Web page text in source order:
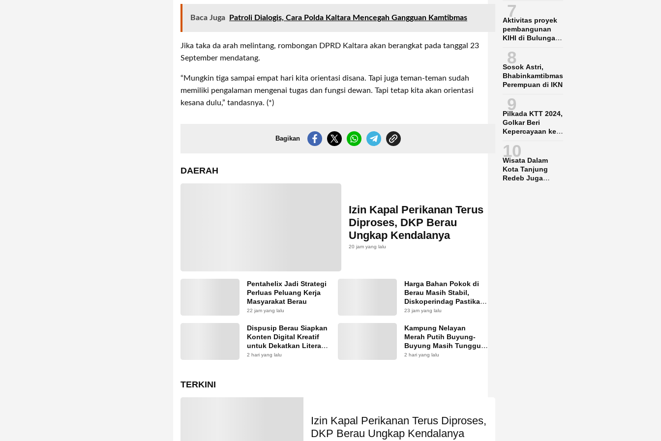
Baca Juga Patroli Dialogis, Cara Polda Kaltara Mencegah Gangguan Kamtibmas
Jika taka da arah melintang, rombongan DPRD Kaltara akan berangkat pada tanggal 23
September mendatang.
“Mungkin tiga sampai empat hari kita orientasi disana. Tapi juga teman-teman sudah
memiliki pengalaman mengenai tugas dan fungsi dewan. Tapi tetap kita akan orientasi
kesana dulu,” tandasnya. (*)
Bagikan
DAERAH
Izin Kapal Perikanan Terus
Diproses, DKP Berau
Ungkap Kendalanya
20 jam yang lalu
Pentahelix Jadi Strategi
Perluas Peluang Kerja
Masyarakat Berau
22 jam yang lalu
Harga Bahan Pokok di
Berau Masih Stabil,
Diskoperindag Pastikan
Pasokan Aman
23 jam yang lalu
Dispusip Berau Siapkan
Konten Digital Kreatif
untuk Dekatkan Literasi
ke Generasi Muda
2 hari yang lalu
Kampung Nelayan
Merah Putih Buyung-
Buyung Masih Tunggu
Keputusan KKP
2 hari yang lalu
TERKINI
Izin Kapal Perikanan Terus Diproses,
DKP Berau Ungkap Kendalanya
Garap Lahan KBK
7
Aktivitas proyek
pembangunan
KIHI di Bulungan
lokal
8
Sosok Astri,
Bhabinkamtibmas
Perempuan di IKN
9
Pilkada KTT 2024,
Golkar Beri
Kepercayaan ke
10
Wisata Dalam
Kota Tanjung
Redeb Juga